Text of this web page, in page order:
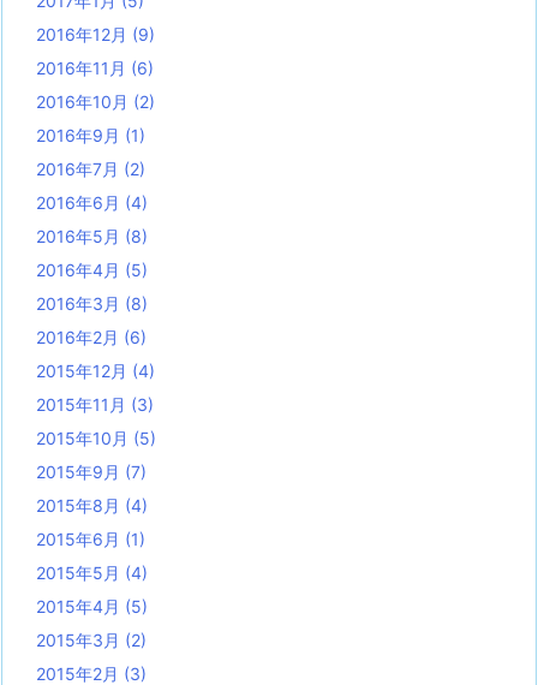
2016年12月 (9)
2016年11月 (6)
2016年10月 (2)
2016年9月 (1)
2016年7月 (2)
2016年6月 (4)
2016年5月 (8)
2016年4月 (5)
2016年3月 (8)
2016年2月 (6)
2015年12月 (4)
2015年11月 (3)
2015年10月 (5)
2015年9月 (7)
2015年8月 (4)
2015年6月 (1)
2015年5月 (4)
2015年4月 (5)
2015年3月 (2)
2015年2月 (3)